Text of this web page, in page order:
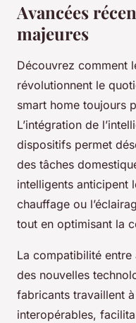
Avancées
majeures
Découvrez comment
révolutionnent le
smart home toujours
L’intégration de
dispositifs permet
des tâches
intelligents anticipent
chauffage ou
tout en optimisant la
La compatibilité entre
des nouvelles
fabricants travaillent
interopérables,